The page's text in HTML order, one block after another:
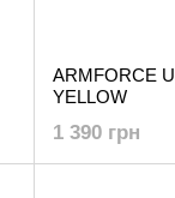
ARMFORCE
YELLOW
1 390 грн